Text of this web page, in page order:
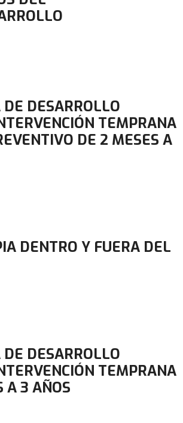
DESARROLLO
TEMPRANA
DE 2 MESES A
DENTRO Y FUERA DEL
DESARROLLO
TEMPRANA
A 3 AÑOS